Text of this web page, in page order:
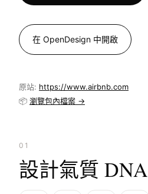
在 OpenDesign 中開啟
原站: https://www.airbnb.com
📦 瀏覽包內檔案 →
01
設計氣質 DNA